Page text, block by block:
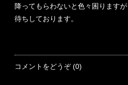
降ってもらわないと色々困ります
待ちしております。
コメントをどうぞ (0)